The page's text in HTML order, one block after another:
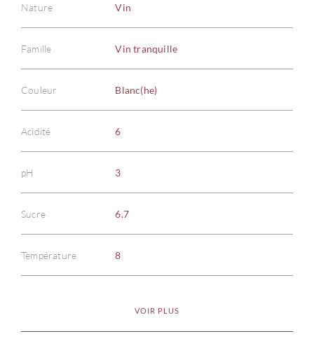
Nature Vin
Famille Vin tranquille
Couleur Blanc(he)
Acidité 6
pH 3
Sucre 6.7
Température 8
VOIR PLUS